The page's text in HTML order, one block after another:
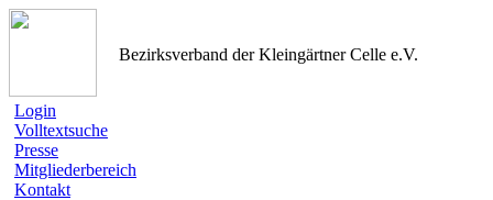
Bezirksverband der Kleingärtner Celle e.V.
Login
Volltextsuche
Presse
Mitgliederbereich
Kontakt